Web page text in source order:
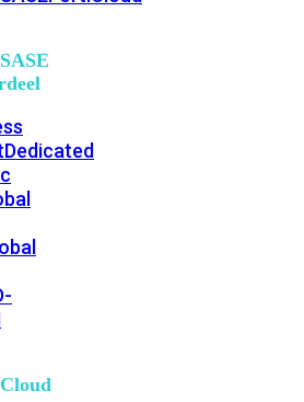
Dedicated